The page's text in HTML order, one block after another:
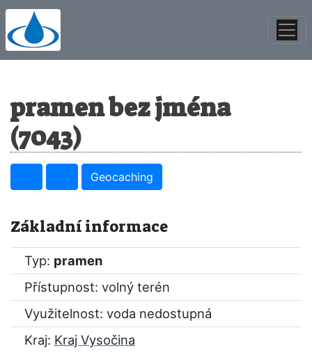
pramen bez jména
(7043)
Geocaching
Základní informace
Typ: pramen
Přístupnost: volný terén
Využitelnost: voda nedostupná
Kraj: Kraj Vysočina